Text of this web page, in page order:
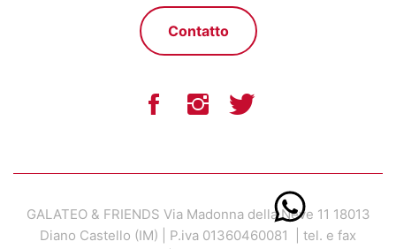
Contatto
GALATEO & FRIENDS Via Madonna della Neve 11 18013
Diano Castello (IM) | P.iva 01360460081 | tel. e fax